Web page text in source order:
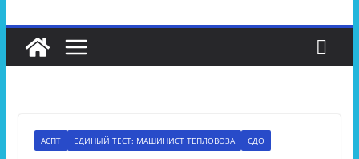
АСПТ ЕДИНЫЙ ТЕСТ: МАШИНИСТ ТЕПЛОВОЗА СДО